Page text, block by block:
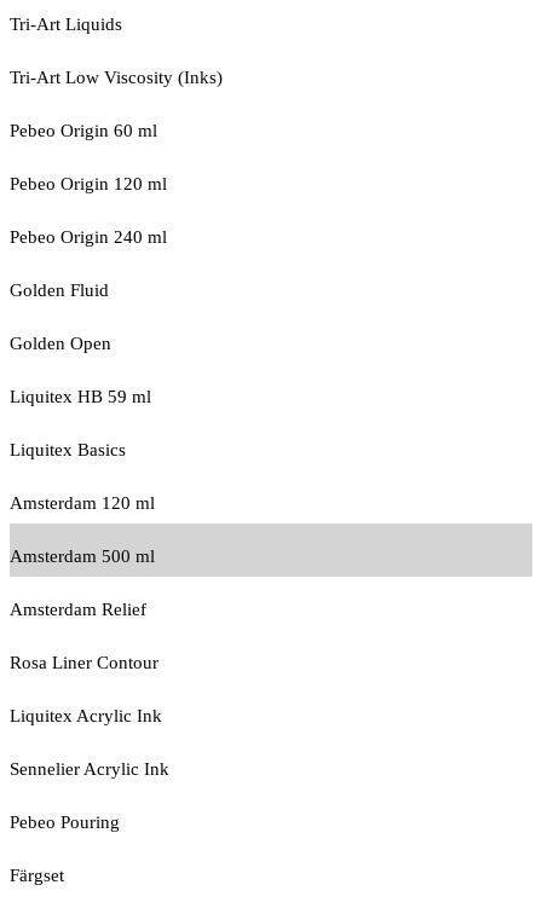
Tri-Art Liquids
Tri-Art Low Viscosity (Inks)
Pebeo Origin 60 ml
Pebeo Origin 120 ml
Pebeo Origin 240 ml
Golden Fluid
Golden Open
Liquitex HB 59 ml
Liquitex Basics
Amsterdam 120 ml
Amsterdam 500 ml
Amsterdam Relief
Rosa Liner Contour
Liquitex Acrylic Ink
Sennelier Acrylic Ink
Pebeo Pouring
Färgset